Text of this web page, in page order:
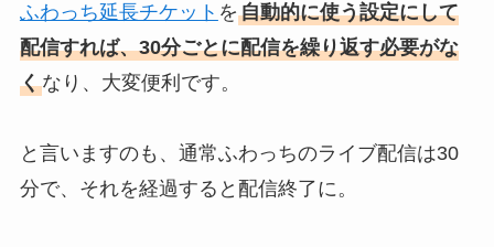
ふわっち延長チケット を自動的に使う設定にして
配信すれば、30分ごとに配信を繰り返す必要がな
くなり、大変便利です。
と言いますのも、通常ふわっちのライブ配信は30
分で、それを経過すると配信終了に。